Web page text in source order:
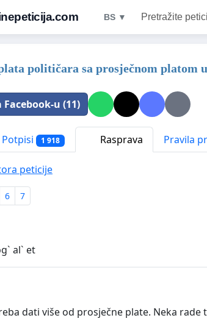
BS ▼ Pretražite
političara sa prosječnom platom
u (11)
Potpisi 1 918 Rasprava Pravila
peticije
6 7
al` et
dati više od prosječne plate. Neka